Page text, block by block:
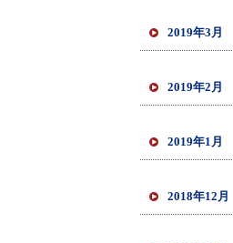
2019年3月
2019年2月
2019年1月
2018年12月